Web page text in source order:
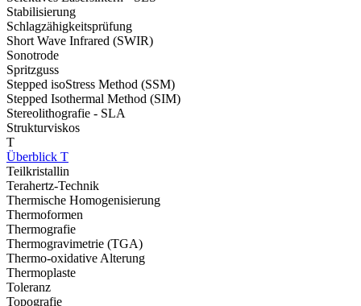
Stabilisierung
Schlagzähigkeitsprüfung
Short Wave Infrared (SWIR)
Sonotrode
Spritzguss
Stepped isoStress Method (SSM)
Stepped Isothermal Method (SIM)
Stereolithografie - SLA
Strukturviskos
T
Überblick T
Teilkristallin
Terahertz-Technik
Thermische Homogenisierung
Thermoformen
Thermografie
Thermogravimetrie (TGA)
Thermo-oxidative Alterung
Thermoplaste
Toleranz
Topografie